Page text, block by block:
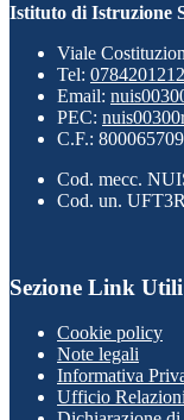
Istituto di Istruzione
Viale
Tel: 0784201212
Email:
PEC:
C.F.:
Cod. mecc.
Cod. un.
Sezione Link Utili
Cookie policy
Note legali
Informativa
Ufficio